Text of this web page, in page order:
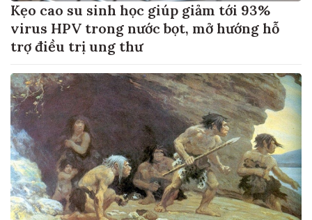
Kẹo cao su sinh học giúp giảm tới 93%
virus HPV trong nước bọt, mở hướng hỗ
trợ điều trị ung thư